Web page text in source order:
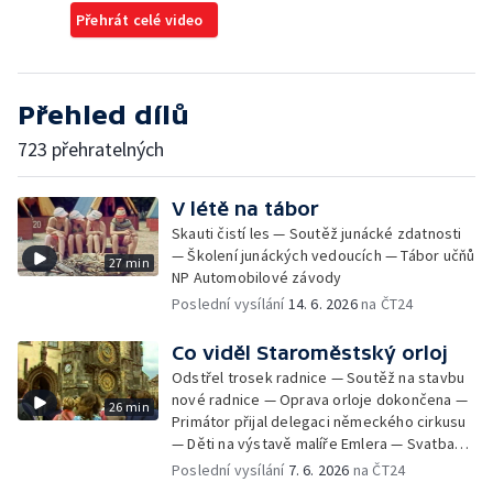
Přehrát celé video
Přehled dílů
723 přehratelných
27 min
V létě na tábor
Skauti čistí les — Soutěž junácké zdatnosti
— Školení junáckých vedoucích — Tábor učňů
NP Automobilové závody
Poslední vysílání14. 6. 2026na ČT24
26 min
Co viděl Staroměstský orloj
Odstřel trosek radnice — Soutěž na stavbu
nové radnice — Oprava orloje dokončena —
Primátor přijal delegaci německého cirkusu
— Děti na výstavě malíře Emlera — Svatba
Miloše Kopeckého — Prohlídka a oprava
Poslední vysílání 7. 6. 2026 na ČT24